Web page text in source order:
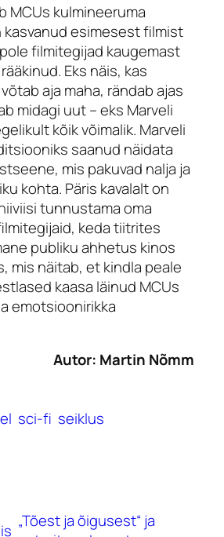
MCUs kulmineeruma
kasvanud esimesest filmist
filmitegijad kaugemast
Eks näis, kas
aja maha, rändab ajas
midagi uut – eks Marveli
kõik võimalik. Marveli
saanud näidata
mis pakuvad nalja ja
kohta. Päris kavalalt on
tunnustama oma
keda tiitrites
publiku ahhetus kinos
mis näitab, et kindla peale
kaasa läinud MCUs
emotsioonirikka
Autor: Martin Nõmm
sci-fi seiklus
„Tõest ja õigusest“ ja